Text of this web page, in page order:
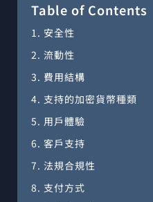
Table of Contents
1. 安全性
2. 流動性
3. 費用結構
4. 支持的加密貨幣種類
5. 用戶體驗
6. 客戶支持
7. 法規合規性
8. 支付方式